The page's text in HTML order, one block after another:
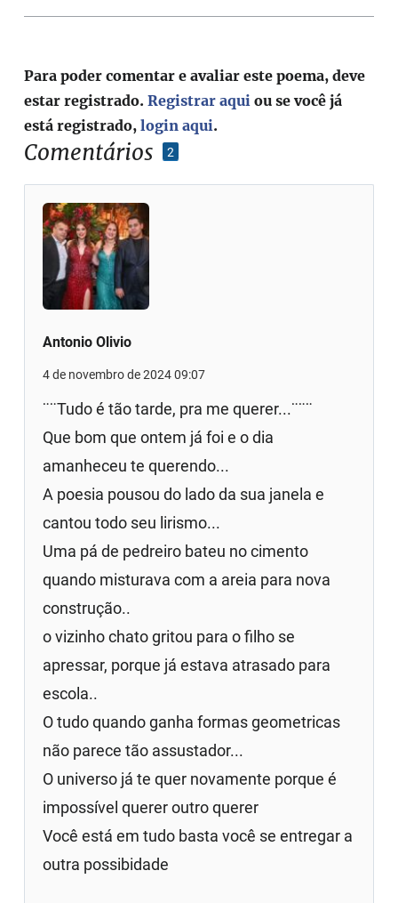
Comentários 2
Antonio Olivio
4 de novembro de 2024 09:07
¨¨Tudo é tão tarde, pra me querer...¨¨¨
Que bom que ontem já foi e o dia
amanheceu te querendo...
A poesia pousou do lado da sua janela e
cantou todo seu lirismo...
Uma pá de pedreiro bateu no cimento
quando misturava com a areia para nova
construção..
o vizinho chato gritou para o filho se
apressar, porque já estava atrasado para
escola..
O tudo quando ganha formas geometricas
não parece tão assustador...
O universo já te quer novamente porque é
impossível querer outro querer
Você está em tudo basta você se entregar a
outra possibidade
Para poder comentar e avaliar este poema, deve
estar registrado.Registrar aqui ou se você já
está registrado,login aqui.